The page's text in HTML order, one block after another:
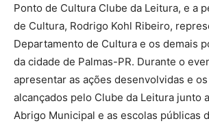
Ponto de Cultura Clube da Leitura, e a
de Cultura, Rodrigo Kohl Ribeiro,
Departamento de Cultura e os demais
da cidade de Palmas-PR. Durante o
apresentar as ações desenvolvidas e
alcançados pelo Clube da Leitura junto
Abrigo Municipal e as escolas públicas